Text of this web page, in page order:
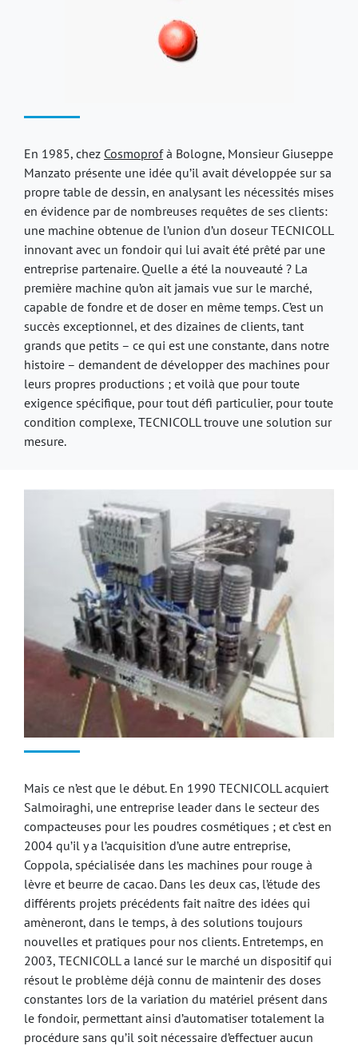
En 1985, chez Cosmoprofà Bologne, Monsieur Giuseppe
Manzato présente une idée qu’il avait développée sur sa
propre table de dessin, en analysant les nécessités mises
en évidence par de nombreuses requêtes de ses clients:
une machine obtenue de l’union d’un doseur TECNICOLL
innovant avec un fondoir qui lui avait été prêté par une
entreprise partenaire. Quelle a été la nouveauté ? La
première machine qu’on ait jamais vue sur le marché,
capable de fondre et de doser en même temps. C’est un
succès exceptionnel, et des dizaines de clients, tant
grands que petits – ce qui est une constante, dans notre
histoire – demandent de développer des machines pour
leurs propres productions ; et voilà que pour toute
exigence spécifique, pour tout défi particulier, pour toute
condition complexe, TECNICOLL trouve une solution sur
mesure.
Mais ce n’est que le début. En 1990 TECNICOLL acquiert
Salmoiraghi, une entreprise leader dans le secteur des
compacteuses pour les poudres cosmétiques ; et c’est en
2004 qu’il y a l’acquisition d’une autre entreprise,
Coppola, spécialisée dans les machines pour rouge à
lèvre et beurre de cacao. Dans les deux cas, l’étude des
différents projets précédents fait naître des idées qui
amèneront, dans le temps, à des solutions toujours
nouvelles et pratiques pour nos clients. Entretemps, en
2003, TECNICOLL a lancé sur le marché un dispositif qui
résout le problème déjà connu de maintenir des doses
constantes lors de la variation du matériel présent dans
le fondoir, permettant ainsi d’automatiser totalement la
procédure sans qu’il soit nécessaire d’effectuer aucun